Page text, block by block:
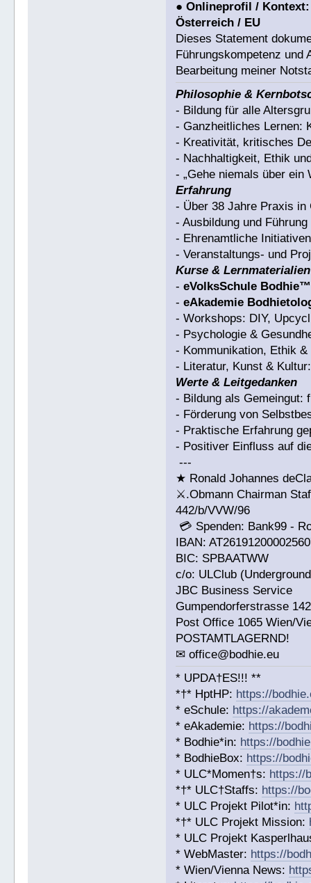
●Onlineprofil / Kontext:
Österreich / EU
Dieses Statement
Führungskompetenz und
Bearbeitung meiner
Philosophie &
- Bildung für alle
- Ganzheitliches Lernen:
- Kreativität, kritisches
- Nachhaltigkeit, Ethik
- „Gehe niemals über
Erfahrung
- Über 38 Jahre Praxis in
- Ausbildung und
- Ehrenamtliche
- Veranstaltungs- und
Kurse & Lernmaterialien
-eVolksSchule Bodhie™
-eAkademie
- Workshops: DIY,
- Psychologie &
- Kommunikation, Ethik
- Literatur, Kunst &
Werte & Leitgedanken
- Bildung als Gemeingut:
- Förderung von
- Praktische Erfahrung
- Positiver Einfluss auf
---
★ Ronald Johannes
⚔.Obmann Chairman
442/b/VVW/96
💳 Spenden: Bank99 -
IBAN:
BIC: SPBAATWW
c/o: ULClub
JBC Business Service
Gumpendorferstrasse 142
Post Office 1065 Wien/
POSTAMTLAGERND!
✉ office@bodhie.eu
* UPDA†ES!!! **
*†* HptHP: https://
* eSchule: https://
* eAkademie: https://
* Bodhie*in: https://
* BodhieBox: https://
* ULC*Momen†s: https://
*†* ULC†Staffs: https://
* ULC Projekt Pilot*in:
*†* ULC Projekt Mission:
* ULC Projekt
* WebMaster: https://
* Wien/Vienna News: